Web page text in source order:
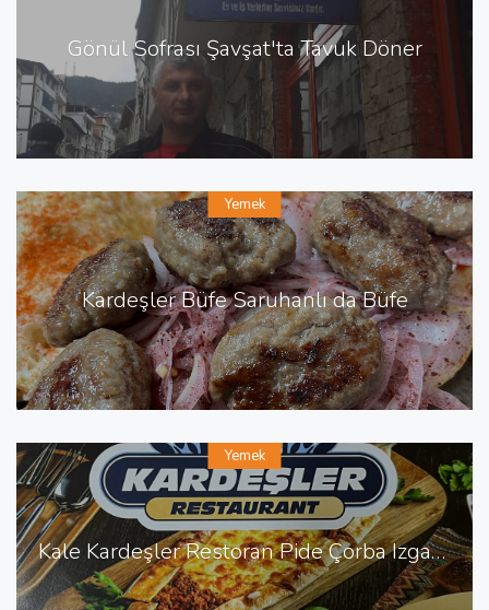
Gönül Sofrası Şavşat'ta Tavuk Döner
Kardeşler Büfe Saruhanlı da Büfe
Yemek
Kale Kardeşler Restoran Pide Çorba Izgara Sulu Yemek
Yemek